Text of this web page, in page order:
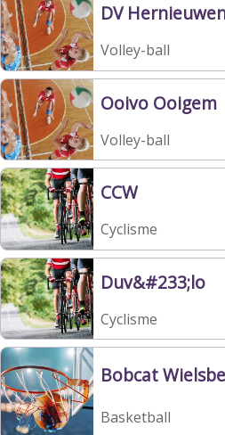
DV
Volley-ball
Ooivo Ooigem
Volley-ball
CCW
Cyclisme
Duv&#233;lo
Cyclisme
Bobcat
Basketball